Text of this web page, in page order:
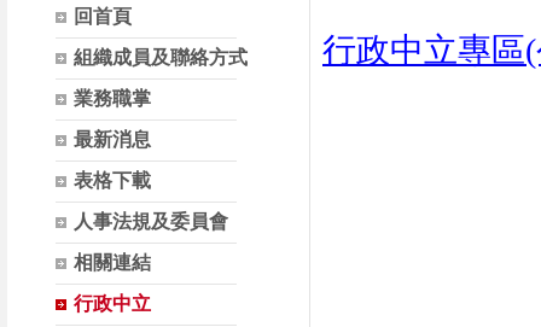
回首頁
組織成員及聯絡方式
業務職掌
最新消息
表格下載
人事法規及委員會
相關連結
行政中立
行政中立專區